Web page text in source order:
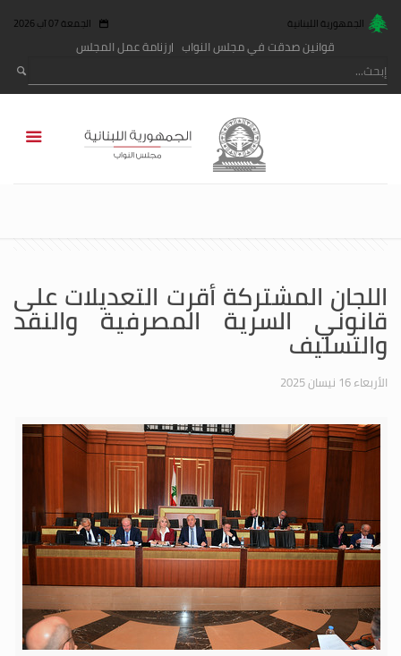
الجمهورية اللبنانية الجمعة 07 آب 2026
قوانين صدقت في مجلس النواب رزنامة عمل المجلس
اللجان المشتركة أقرت التعديلات على
قانوني السرية المصرفية والنقد
والتسليف
الأربعاء 16 نيسان 2025